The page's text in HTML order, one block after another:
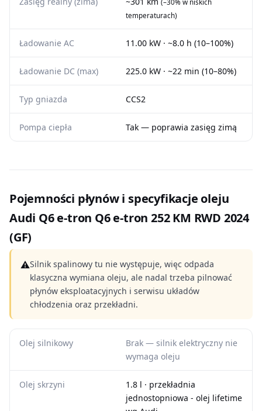
(–30% w niskich
temperaturach)
Ładowanie AC 11.00 kW · ~8.0 h (10–100%)
Ładowanie DC (max) 225.0 kW · ~22 min (10–80%)
Typ gniazda CCS2
Pompa ciepła Tak — poprawia zasięg zimą
Pojemności płynów i specyfikacje oleju
Audi Q6 e-tron Q6 e-tron 252 KM RWD 2024
(GF)
⚠Silnik spalinowy tu nie występuje, więc odpada
klasyczna wymiana oleju, ale nadal trzeba pilnować
płynów eksploatacyjnych i serwisu układów
chłodzenia oraz przekładni.
Olej silnikowy
Brak — silnik elektryczny nie
wymaga oleju
Olej skrzyni
1.8 l · przekładnia
jednostopniowa - olej lifetime